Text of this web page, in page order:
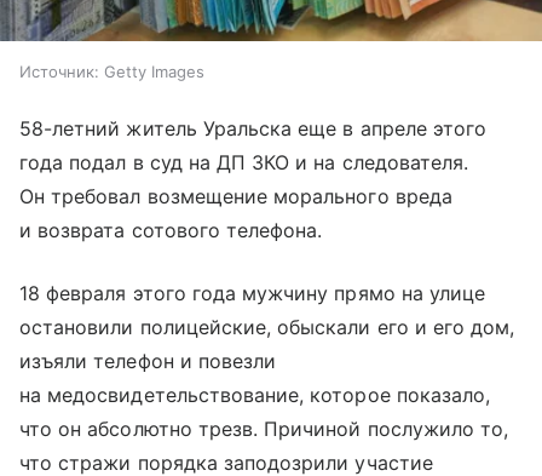
Источник: Getty Images
58-летний житель Уральска еще в апреле этого
года подал в суд на ДП ЗКО и на следователя.
Он требовал возмещение морального вреда
и возврата сотового телефона.
18 февраля этого года мужчину прямо на улице
остановили полицейские, обыскали его и его дом,
изъяли телефон и повезли
на медосвидетельствование, которое показало,
что он абсолютно трезв. Причиной послужило то,
что стражи порядка заподозрили участие